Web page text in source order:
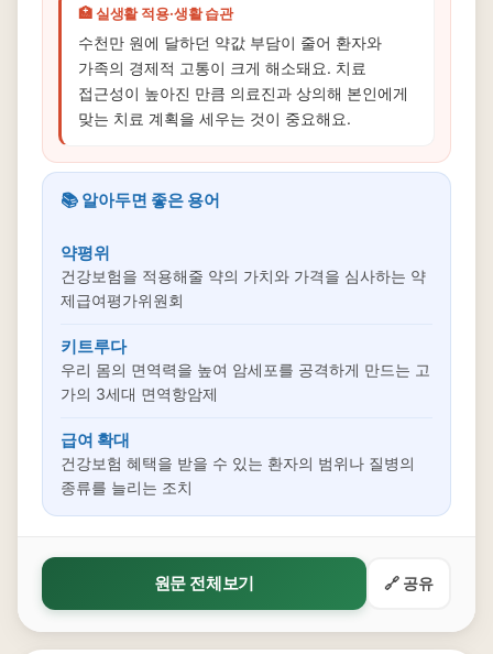
🏥 실생활 적용·생활 습관
수천만 원에 달하던 약값 부담이 줄어 환자와
가족의 경제적 고통이 크게 해소돼요. 치료
접근성이 높아진 만큼 의료진과 상의해 본인에게
맞는 치료 계획을 세우는 것이 중요해요.
📚 알아두면 좋은 용어
약평위
건강보험을 적용해줄 약의 가치와 가격을 심사하는 약
제급여평가위원회
키트루다
우리 몸의 면역력을 높여 암세포를 공격하게 만드는 고
가의 3세대 면역항암제
급여 확대
건강보험 혜택을 받을 수 있는 환자의 범위나 질병의
종류를 늘리는 조치
원문 전체보기 🔗 공유